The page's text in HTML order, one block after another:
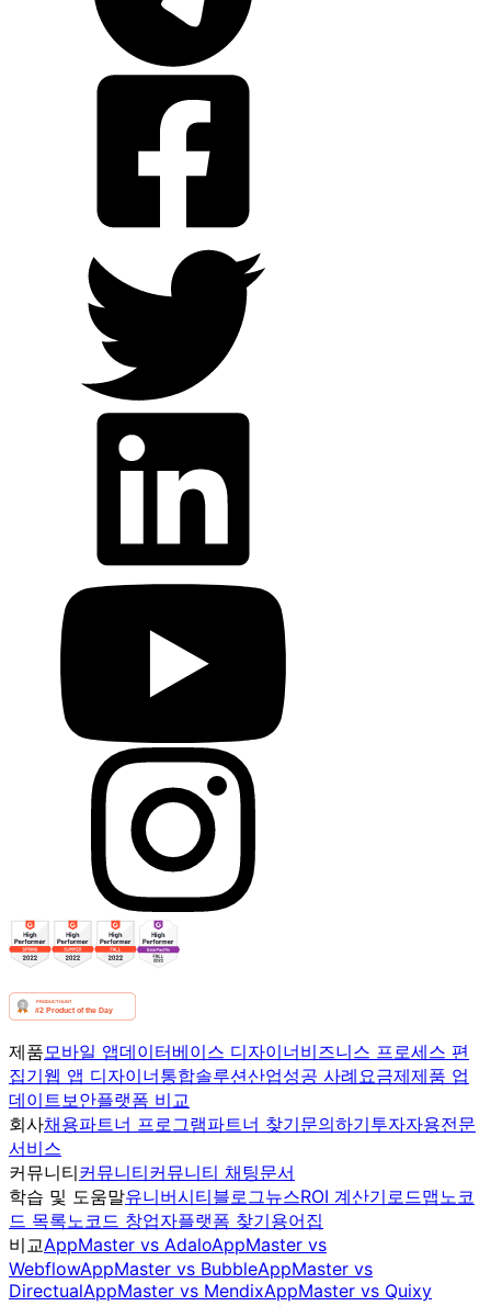
제품모바일 앱데이터베이스 디자이너비즈니스 프로세스 편
집기웹 앱 디자이너통합솔루션산업성공 사례요금제제품 업
데이트보안플랫폼 비교
회사채용파트너 프로그램파트너 찾기문의하기투자자용전문
서비스
커뮤니티커뮤니티커뮤니티 채팅문서
학습 및 도움말유니버시티블로그뉴스ROI 계산기로드맵노코
드 목록노코드 창업자플랫폼 찾기용어집
비교AppMaster vs AdaloAppMaster vs
WebflowAppMaster vs BubbleAppMaster vs
DirectualAppMaster vs MendixAppMaster vs Quixy